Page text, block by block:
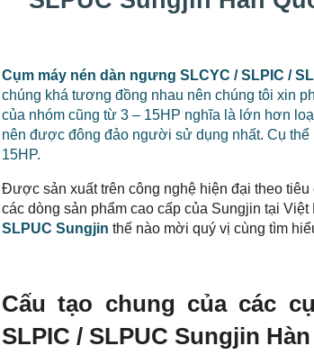
Cụm máy nén dàn ngưng SLCYC / SLPIC /
chúng khá tương đồng nhau nên chúng tôi xin
của nhóm cũng từ 3 – 15HP nghĩa là lớn hơn
nên được đông đảo người sử dụng nhất. Cụ
15HP.
Được sản xuất trên công nghệ hiện đại theo tiêu
các dòng sản phẩm cao cấp của Sungjin tại Việt
SLPUC Sungjin thế nào mời quý vị cùng tìm
Cấu tạo chung của các
SLPIC / SLPUC Sungjin